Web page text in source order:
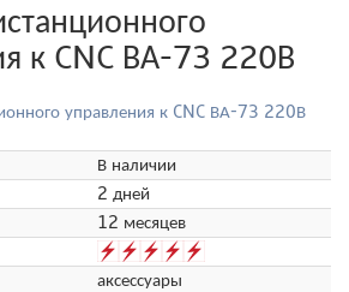
к CNC ВА-73 220В
В наличии
2 дней
12 месяцев
аксессуары